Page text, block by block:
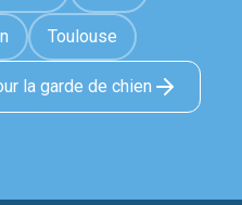
Toulouse
la garde de chien